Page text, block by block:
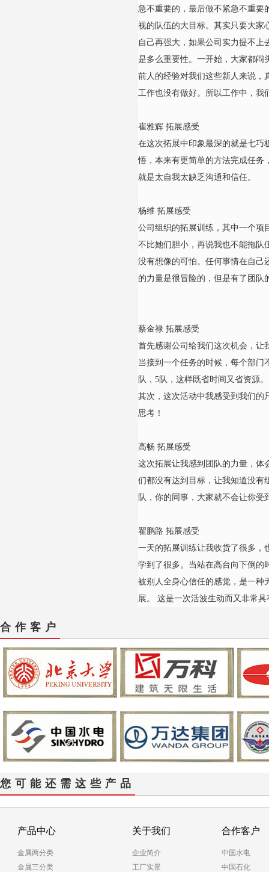
急不重要的，最后做不紧急不重要
视的队伍的大目标。其实只要大家
自己再强大，如果公司实力提不
是多么重要性。一开始，大家都闷
前人的经验对我们这些新人来说，
工作也没有做好。所以工作中，我
崔雅辉 拓展感受
在这次拓展中印象最深的就是七巧
悟，本来有更简单的方法完成任务
就是太自我太缺乏沟通和信任。
杨维 拓展感受
公司组织的拓展训练，其中一个项
不比她们胆小，再说我也不能拖队
没有想像的可怕。任何事情在自己
的力量是很冒险的，但是有了团队
蔡金禄 拓展感受
首先感谢公司给我们这次机会，让
当接到一个任务的时候，每个部门
队，5队，这样既省时间又省资源
其次，这次活动中我感受到我们的
思考！
高畅 拓展感受
这次拓展让我感到团队的力量，体
们都没有达到目标，让我知道没有
队，你的同事，大家就不会让你
翟鹏路 拓展感受
一天的拓展训练让我收货了很多，
学到了很多。当站在高台向下倒的
被别人全身心信任的感觉，是一种
展。 这是一次活波生动而又非常
合作客户
您可能还需这些产品
产品中心
金属两分类
金属三分类
关于我们
企业简介
工厂实景
合作客户
中国水电
中国石化